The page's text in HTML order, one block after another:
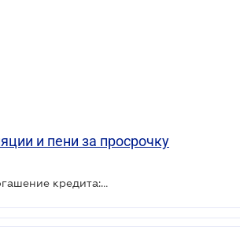
и пени за просрочку
Банк несвоевременно зачислил средства на погашение кредита: позиция Верховного Суда